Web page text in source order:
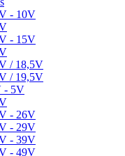
- 10V
- 15V
/ 18,5V
/ 19,5V
- 5V
- 26V
- 29V
- 39V
- 49V